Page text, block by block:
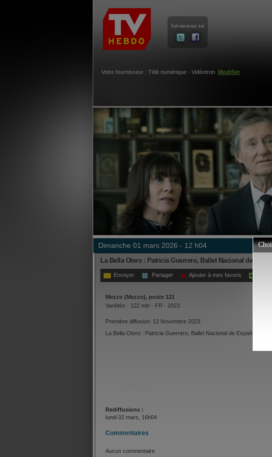
Votre fournisseur : Télé numérique - Vidéotron Modifier
dimanche 01 mars 2026 - 12 h04
La Bella Otero : Patricia Guerrero, Ballet Nacional de España
Envoyer Partager Ajouter à mes favoris
Mezzo (Mezzo), poste 121
Variétés - 122 min - FR - 2023
Première diffusion: 12 Novembre 2023
La Bella Otero : Patricia Guerrero, Ballet Nacional de España.
Rediffusions :
lundi 02 mars, 16h04
Commentaires
Aucun commentaire